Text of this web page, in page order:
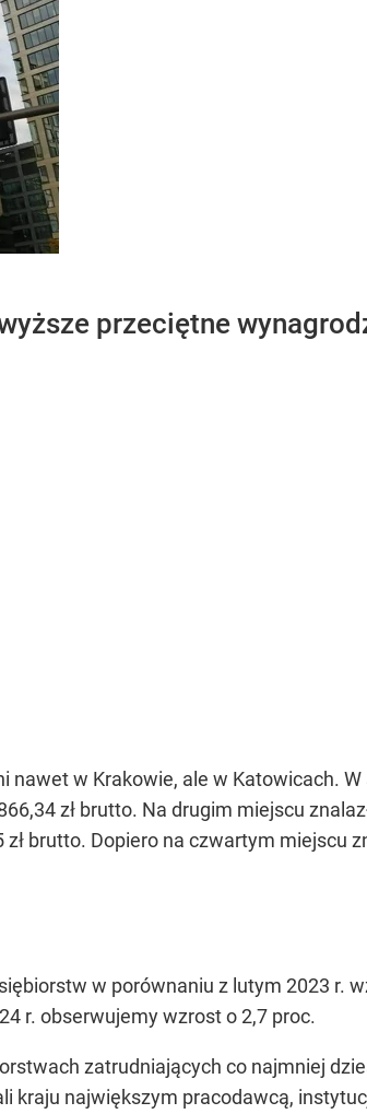
przeciętne
nawet w Krakowie, ale w Katowicach.
zł brutto. Na drugim miejscu
brutto. Dopiero na czwartym miejscu
w porównaniu z lutym 2023 r.
r. obserwujemy wzrost o 2,7 proc.
zatrudniających co najmniej
kraju największym pracodawcą,